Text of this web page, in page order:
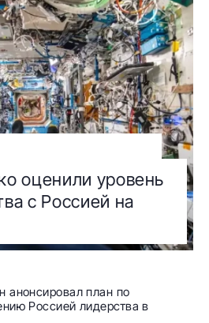
оценили уровень
с Россией на
анонсировал план по
Россией лидерства в